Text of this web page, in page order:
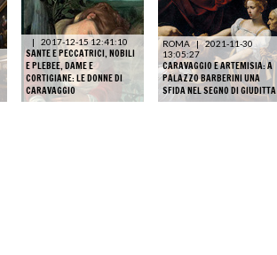
| 2017-12-15 12:41:10
SANTE E PECCATRICI, NOBILI
E PLEBEE, DAME E
CORTIGIANE: LE DONNE DI
CARAVAGGIO
ROMA | 2021-11-30
13:05:27
CARAVAGGIO E ARTEMISIA: A
PALAZZO BARBERINI UNA
SFIDA NEL SEGNO DI GIUDITTA